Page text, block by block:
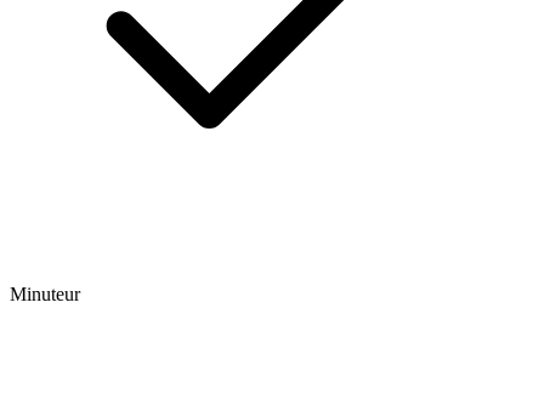
Minuteur